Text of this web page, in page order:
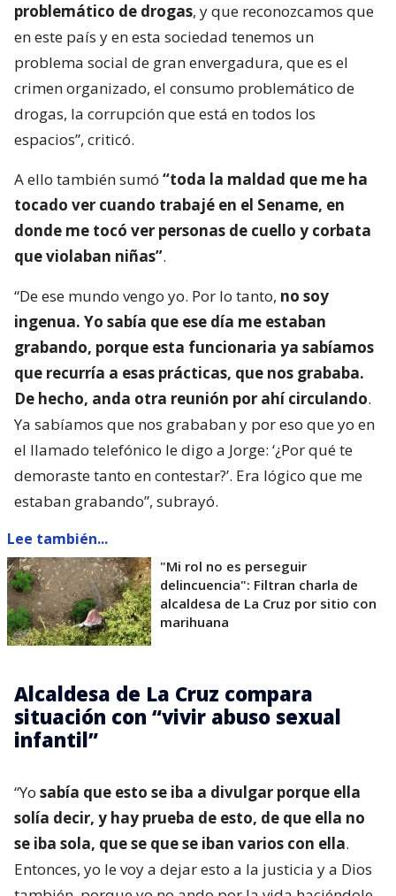
problemático de drogas, y que reconozcamos que
en este país y en esta sociedad tenemos un
problema social de gran envergadura, que es el
crimen organizado, el consumo problemático de
drogas, la corrupción que está en todos los
espacios”, criticó.
A ello también sumó “toda la maldad que me ha
tocado ver cuando trabajé en el Sename, en
donde me tocó ver personas de cuello y corbata
que violaban niñas”.
“De ese mundo vengo yo. Por lo tanto, no soy
ingenua. Yo sabía que ese día me estaban
grabando, porque esta funcionaria ya sabíamos
que recurría a esas prácticas, que nos grababa.
De hecho, anda otra reunión por ahí circulando.
Ya sabíamos que nos grababan y por eso que yo en
el llamado telefónico le digo a Jorge: ‘¿Por qué te
demoraste tanto en contestar?’. Era lógico que me
estaban grabando”, subrayó.
Lee también...
"Mi rol no es perseguir
delincuencia": Filtran charla de
alcaldesa de La Cruz por sitio con
marihuana
Alcaldesa de La Cruz compara
situación con “vivir abuso sexual
infantil”
“Yo sabía que esto se iba a divulgar porque ella
solía decir, y hay prueba de esto, de que ella no
se iba sola, que se que se iban varios con ella.
Entonces, yo le voy a dejar esto a la justicia y a Dios